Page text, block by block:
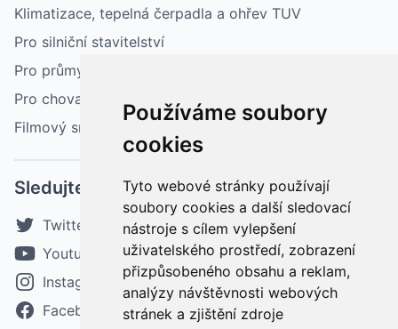
Používáme soubory
cookies
Tyto webové stránky používají
soubory cookies a další sledovací
nástroje s cílem vylepšení
uživatelského prostředí, zobrazení
přizpůsobeného obsahu a reklam,
analýzy návštěvnosti webových
stránek a zjištění zdroje
Klimatizace, tepelná čerpadla a ohřev TUV
Pro silniční stavitelství
Pro průmysl
Pro chovatelství a zemědělství
Filmový sníh
Sledujte nás
Twitter
Youtube
Instagram
Facebook